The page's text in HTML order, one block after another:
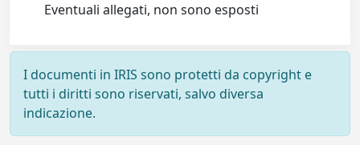
Eventuali allegati, non sono esposti
I documenti in IRIS sono protetti da copyright e
tutti i diritti sono riservati, salvo diversa
indicazione.